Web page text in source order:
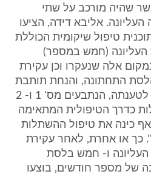
שהיה מורכב על שתי
אליבא דידה, הציעו
הנתבעים מס' 1 ו- 2 תוכנית טיפול שיקומית הכוללת
העליונה (חמש במספר)
אלה שנעקרו וכן עקירת
התחתונה, והנחת תותבת
נשלפת בלסת התחתונה. לטענתה, הנתבעים מס' 1 ו- 2
כדרך הטיפולית המתאימה
ביותר לה; הנתבע מס' 1 אף כינה את טיפול ההשתלות
כך או אחרת, לאחר עקירת
ו- חמש בלסת
של מספר חודשים, בוצעו